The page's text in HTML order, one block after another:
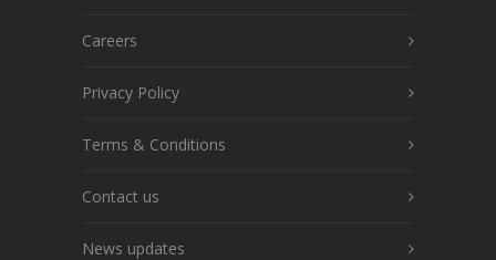
Careers
Privacy Policy
Terms & Conditions
Contact us
News updates